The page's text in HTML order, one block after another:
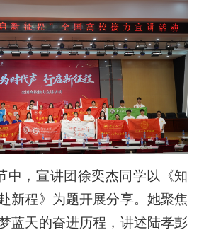
中，宣讲团徐奕杰同学以《知
新程》为题开展分享。她聚焦
蓝天的奋进历程，讲述陆孝彭